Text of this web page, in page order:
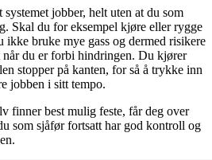
jobber, helt uten at du som
Skal du for eksempel kjøre eller rygge
ikke bruke mye gass og dermed risikere
du er forbi hindringen. Du kjører
stopper på kanten, for så å trykke inn
jobben i sitt tempo.
finner best mulig feste, får deg over
som sjåfør fortsatt har god kontroll og